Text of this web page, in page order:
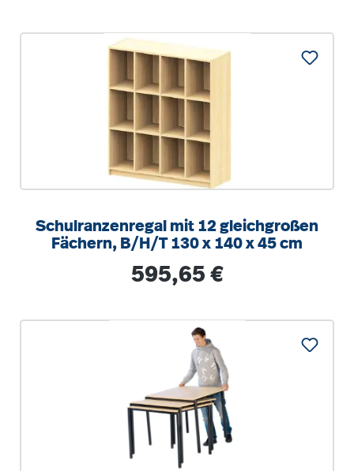
Schulranzenregal mit 12 gleichgroßen
Fächern, B/H/T 130 x 140 x 45 cm
Regulärer Preis:
595,65 €